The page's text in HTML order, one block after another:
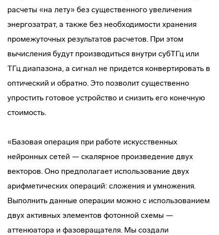
расчеты «на лету» без существенного увеличения
энергозатрат, а также без необходимости хранения
промежуточных результатов расчетов. При этом
вычисления будут производиться внутри субТГц или
ТГц диапазона, а сигнал не придется конвертировать в
оптический и обратно. Это позволит существенно
упростить готовое устройство и снизить его конечную
стоимость.
«Базовая операция при работе искусственных
нейронных сетей — скалярное произведение двух
векторов. Оно предполагает использование двух
арифметических операций: сложения и умножения.
Выполнить данные операции можно с использованием
двух активных элементов фотонной схемы —
аттенюатора и фазовращателя. Мы создали